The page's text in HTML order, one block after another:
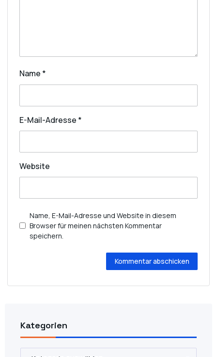
Name *
E-Mail-Adresse *
Website
Name, E-Mail-Adresse und Website in diesem
Browser für meinen nächsten Kommentar
speichern.
Alternative:
Kategorien